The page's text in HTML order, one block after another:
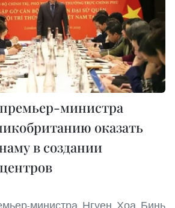
министра
оказать
в создании